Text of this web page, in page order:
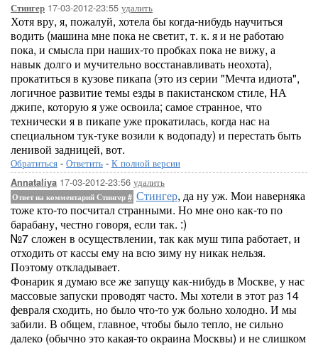
Стингер 17-03-2012-23:55 удалить
Хотя вру, я, пожалуй, хотела бы когда-нибудь научиться
водить (машина мне пока не светит, т. к. я и не работаю
пока, и смысла при наших-то пробках пока не вижу, а
навык долго и мучительно восстанавливать неохота),
прокатиться в кузове пикапа (это из серии "Мечта идиота",
логичное развитие темы езды в пакистанском стиле, НА
джипе, которую я уже освоила; самое странное, что
технически я в пикапе уже прокатилась, когда нас на
специальном тук-туке возили к водопаду) и перестать быть
ленивой задницей, вот.
Обратиться - Ответить - К полной версии
Annataliya 17-03-2012-23:56 удалить
Ответ на комментарий Стингер # Стингер, да ну уж. Мои наверняка
тоже кто-то посчитал странными. Но мне оно как-то по
барабану, честно говоря, если так. :)
№7 сложен в осуществлении, так как муш типа работает, и
отходить от кассы ему на всю зиму ну никак нельзя.
Поэтому откладывает.
Фонарик я думаю все же запущу как-нибудь в Москве, у нас
массовые запуски проводят часто. Мы хотели в этот раз 14
февраля сходить, но было что-то уж больно холодно. И мы
забили. В общем, главное, чтобы было тепло, не сильно
далеко (обычно это какая-то окраина Москвы) и не слишком